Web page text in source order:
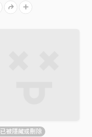
已被隱藏或刪除